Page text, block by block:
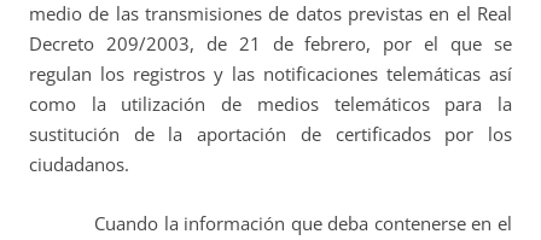
medio de las transmisiones de datos previstas en el Real
Decreto 209/2003, de 21 de febrero, por el que se
regulan los registros y las notificaciones telemáticas así
como la utilización de medios telemáticos para la
sustitución de la aportación de certificados por los
ciudadanos.
Cuando la información que deba contenerse en el